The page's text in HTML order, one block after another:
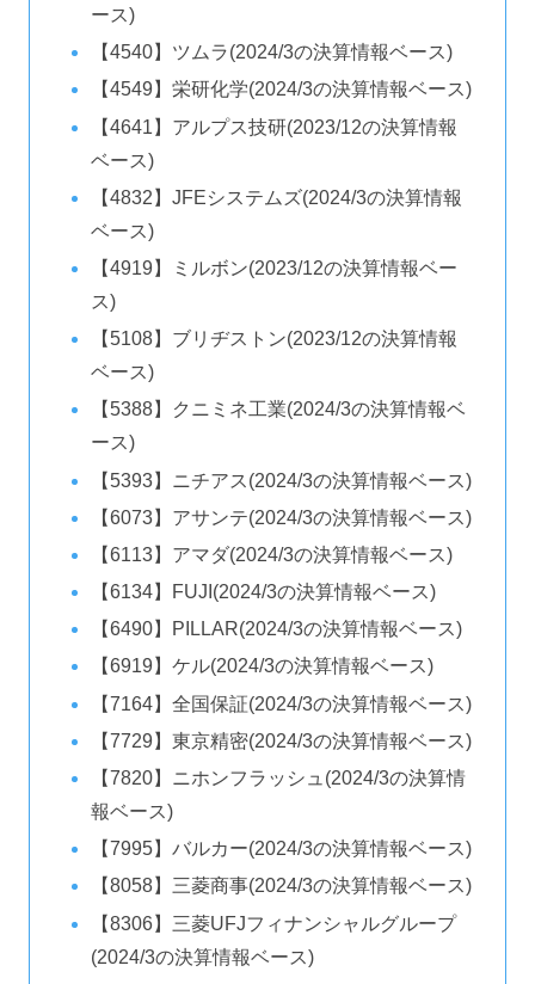
ース)
【4540】ツムラ(2024/3の決算情報ベース)
【4549】栄研化学(2024/3の決算情報ベース)
【4641】アルプス技研(2023/12の決算情報
ベース)
【4832】JFEシステムズ(2024/3の決算情報
ベース)
【4919】ミルボン(2023/12の決算情報ベー
ス)
【5108】ブリヂストン(2023/12の決算情報
ベース)
【5388】クニミネ工業(2024/3の決算情報ベ
ース)
【5393】ニチアス(2024/3の決算情報ベース)
【6073】アサンテ(2024/3の決算情報ベース)
【6113】アマダ(2024/3の決算情報ベース)
【6134】FUJI(2024/3の決算情報ベース)
【6490】PILLAR(2024/3の決算情報ベース)
【6919】ケル(2024/3の決算情報ベース)
【7164】全国保証(2024/3の決算情報ベース)
【7729】東京精密(2024/3の決算情報ベース)
【7820】ニホンフラッシュ(2024/3の決算情
報ベース)
【7995】バルカー(2024/3の決算情報ベース)
【8058】三菱商事(2024/3の決算情報ベース)
【8306】三菱UFJフィナンシャルグループ
(2024/3の決算情報ベース)